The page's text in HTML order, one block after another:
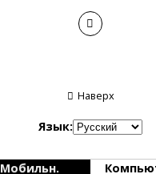
Наверх
Язык:
Мобильн.